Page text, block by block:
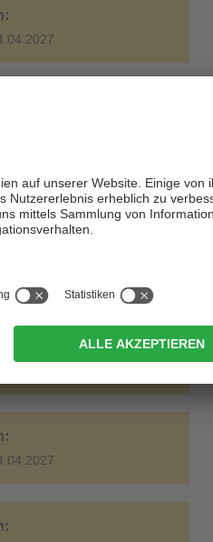
- Skigebiet Ladurns: